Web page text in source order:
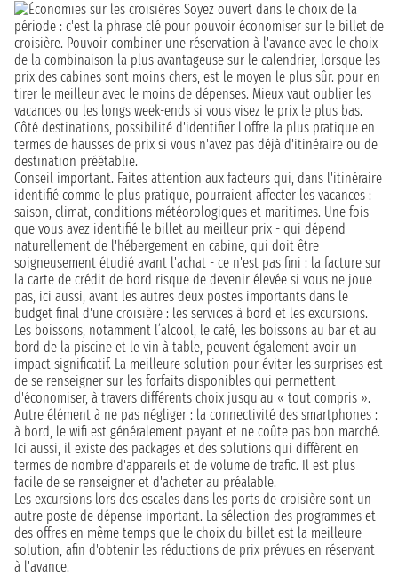
Soyez ouvert dans le choix de la
période : c'est la phrase clé pour pouvoir économiser sur le billet de
croisière. Pouvoir combiner une réservation à l'avance avec le choix
de la combinaison la plus avantageuse sur le calendrier, lorsque les
prix des cabines sont moins chers, est le moyen le plus sûr. pour en
tirer le meilleur avec le moins de dépenses. Mieux vaut oublier les
vacances ou les longs week-ends si vous visez le prix le plus bas.
Côté destinations, possibilité d'identifier l'offre la plus pratique en
termes de hausses de prix si vous n'avez pas déjà d'itinéraire ou de
destination préétablie.
Conseil important. Faites attention aux facteurs qui, dans l'itinéraire
identifié comme le plus pratique, pourraient affecter les vacances :
saison, climat, conditions météorologiques et maritimes. Une fois
que vous avez identifié le billet au meilleur prix - qui dépend
naturellement de l'hébergement en cabine, qui doit être
soigneusement étudié avant l'achat - ce n'est pas fini : la facture sur
la carte de crédit de bord risque de devenir élevée si vous ne joue
pas, ici aussi, avant les autres deux postes importants dans le
budget final d'une croisière : les services à bord et les excursions.
Les boissons, notamment l’alcool, le café, les boissons au bar et au
bord de la piscine et le vin à table, peuvent également avoir un
impact significatif. La meilleure solution pour éviter les surprises est
de se renseigner sur les forfaits disponibles qui permettent
d'économiser, à travers différents choix jusqu'au « tout compris ».
Autre élément à ne pas négliger : la connectivité des smartphones :
à bord, le wifi est généralement payant et ne coûte pas bon marché.
Ici aussi, il existe des packages et des solutions qui diffèrent en
termes de nombre d'appareils et de volume de trafic. Il est plus
facile de se renseigner et d'acheter au préalable.
Les excursions lors des escales dans les ports de croisière sont un
autre poste de dépense important. La sélection des programmes et
des offres en même temps que le choix du billet est la meilleure
solution, afin d'obtenir les réductions de prix prévues en réservant
à l'avance.